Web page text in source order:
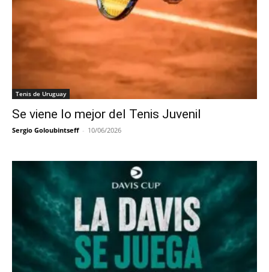
Tenis de Uruguay
Se viene lo mejor del Tenis Juvenil
Sergio Goloubintseff - 10/06/2026